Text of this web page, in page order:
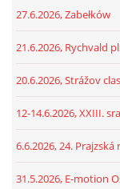
27.6.2026, Zabełków
21.6.2026, Rychvald
20.6.2026, Strážov
12-14.6.2026, XXIII.
6.6.2026, 24. Prajzská
31.5.2026, E-motion